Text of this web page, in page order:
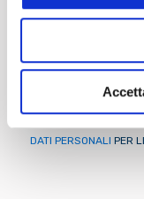
HO LETTO
DATI PERSONALI PER